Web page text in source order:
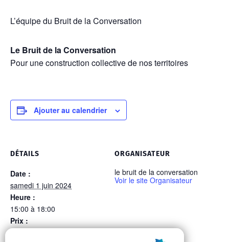
L’équipe du Bruit de la Conversation
Le Bruit de la Conversation
Pour une construction collective de nos territoires
Ajouter au calendrier
DÉTAILS
Date :
samedi 1 juin 2024
Heure :
15:00 à 18:00
Prix :
ORGANISATEUR
le bruit de la conversation
Voir le site Organisateur